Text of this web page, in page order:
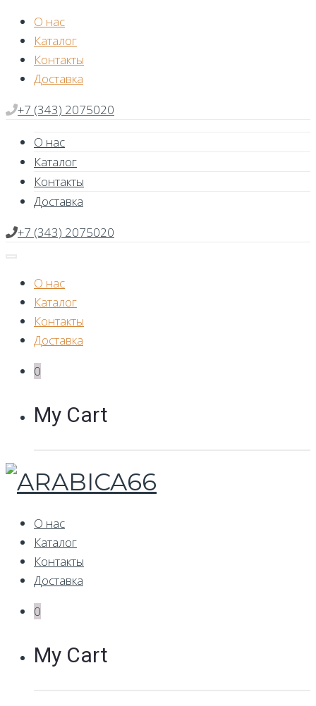
Skip
content
О нас
Каталог
Контакты
Доставка
+7 (343) 2075020
О нас
Каталог
Контакты
Доставка
+7 (343) 2075020
О нас
Каталог
Контакты
Доставка
0
My Cart
О нас
Каталог
Контакты
Доставка
0
My Cart